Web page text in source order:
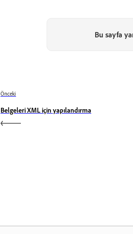
Bu sayfa
Önceki
Belgeleri XML için yapılandırma